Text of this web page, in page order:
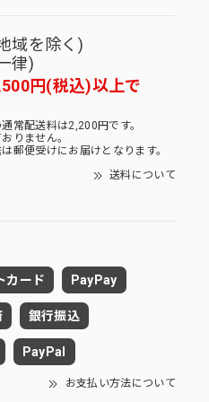
域を除く)
律)
円(税込)以上で
常配送料は2,200円です。
りません。
郵便受けにお届けとなります。
送料について
カード PayPay
銀行振込
PayPal
お支払い方法について